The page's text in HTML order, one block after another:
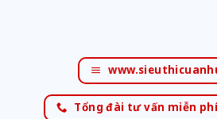
Tổng đài tư vấn miễn